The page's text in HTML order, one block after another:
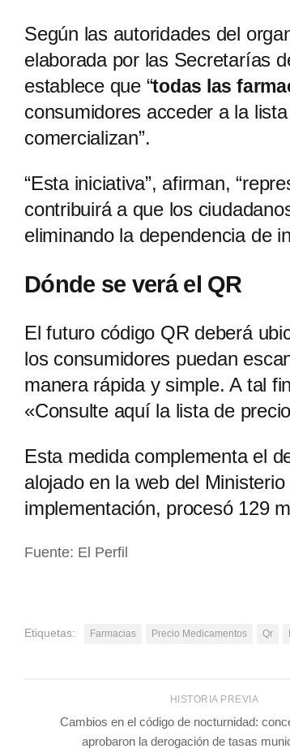
Según las autoridades del
elaborada por las Secretarías
establece que “todas las
consumidores acceder a la
comercializan”.
“Esta iniciativa”, afirman,
contribuirá a que los
eliminando la dependencia de
Dónde se verá el QR
El futuro código QR deberá
los consumidores puedan
manera rápida y simple. A tal
«Consulte aquí la lista de
Esta medida complementa el
alojado en la web del
implementación, procesó 129
Fuente: El Perfil
Etiquetas: Farmacias Precio Medicamentos Qr
HISTORIA PREVIA
Cambios en el código de nocturnidad:
aprobaron la derogación de tasas